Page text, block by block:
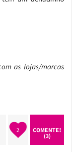
as lojas/marcas
2
COMENTE!
(3)